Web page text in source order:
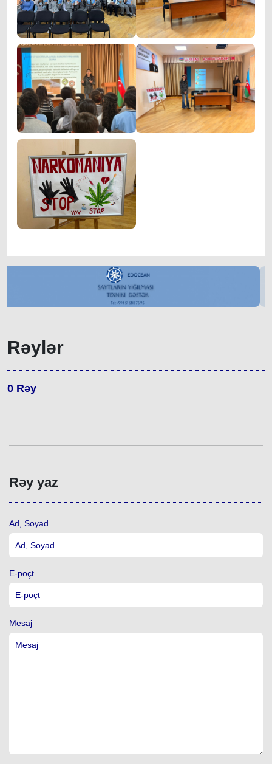
Rəylər
0 Rəy
Rəy yaz
Ad, Soyad
E-poçt
Mesaj